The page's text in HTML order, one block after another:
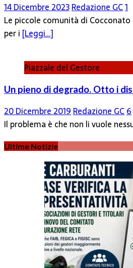
14 Dicembre 2023Redazione GC1
Le piccole comunità di
per i [Leggi…]
Piazzale del Gestore
Un pieno di degrado. Otto i
20 Dicembre 2019 Redazione GC6
Il problema è che non li vuole
Ultime Notizie